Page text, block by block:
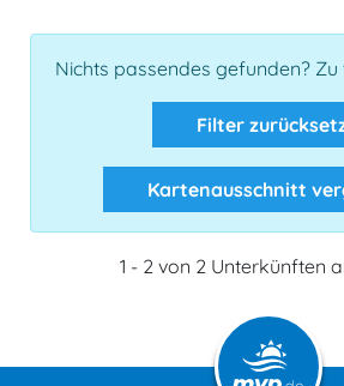
Nichts passendes gefunden? Zu
Filter
Kartenausschnitt
1 - 2 von 2 Unterkünften